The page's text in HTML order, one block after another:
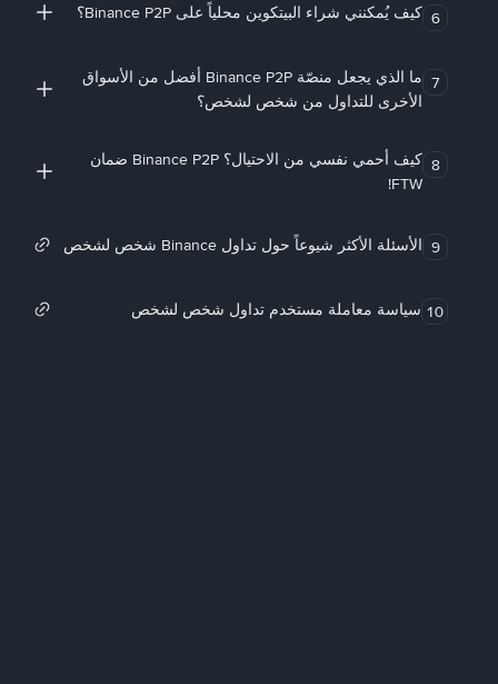
6 كيف يُمكنني شراء البيتكوين محلياً على Binance P2P؟
7
ما الذي يجعل منصّة Binance P2P أفضل من الأسواق
الأخرى للتداول من شخص لشخص؟
8
كيف أحمي نفسي من الاحتيال؟ Binance P2P ضمان
FTW!
9 الأسئلة الأكثر شيوعاً حول تداول Binance شخص لشخص
10 سياسة معاملة مستخدم تداول شخص لشخص